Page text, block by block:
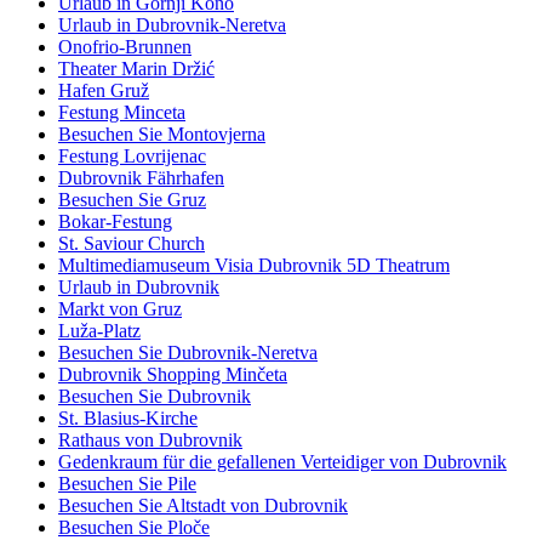
Urlaub in Dubrovnik-Neretva
Onofrio-Brunnen
Theater Marin Držić
Hafen Gruž
Festung Minceta
Besuchen Sie Montovjerna
Festung Lovrijenac
Dubrovnik Fährhafen
Besuchen Sie Gruz
Bokar-Festung
St. Saviour Church
Multimediamuseum Visia Dubrovnik 5D Theatrum
Urlaub in Dubrovnik
Markt von Gruz
Luža-Platz
Besuchen Sie Dubrovnik-Neretva
Dubrovnik Shopping Minčeta
Besuchen Sie Dubrovnik
St. Blasius-Kirche
Rathaus von Dubrovnik
Gedenkraum für die gefallenen Verteidiger von Dubrovnik
Besuchen Sie Pile
Besuchen Sie Altstadt von Dubrovnik
Besuchen Sie Ploče